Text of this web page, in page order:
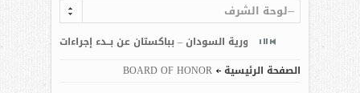
--لوحة الشرف
الصفحة الرئيسية
BOARD OF HONOR